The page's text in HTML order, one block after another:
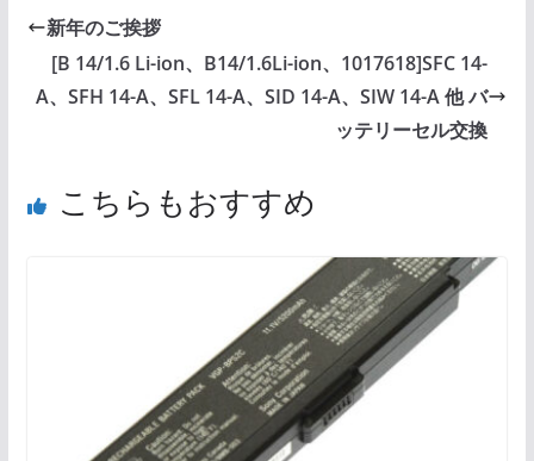
新年のご挨拶
[B 14/1.6 Li-ion、B14/1.6Li-ion、1017618]SFC 14-
A、SFH 14-A、SFL 14-A、SID 14-A、SIW 14-A 他 バ
ッテリーセル交換
こちらもおすすめ